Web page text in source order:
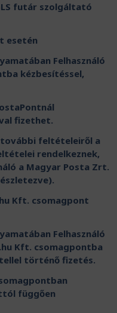
futár szolgáltató
esetén
Felhasználó
kézbesítéssel,
fizethet.
feltételeiről a
rendelkeznek,
a Magyar Posta Zrt.
Kft. csomagpont
Felhasználó
Kft. csomagpontba
történő fizetés.
függően